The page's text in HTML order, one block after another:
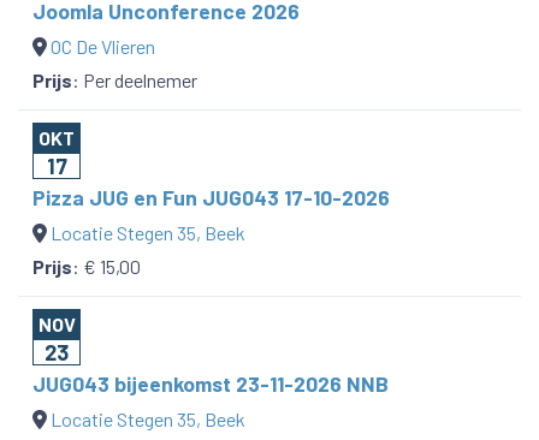
Joomla Unconference 2026
OC De Vlieren
Prijs: Per deelnemer
OKT
17
Pizza JUG en Fun JUG043 17-10-2026
Locatie Stegen 35, Beek
Prijs: € 15,00
NOV
23
JUG043 bijeenkomst 23-11-2026 NNB
Locatie Stegen 35, Beek